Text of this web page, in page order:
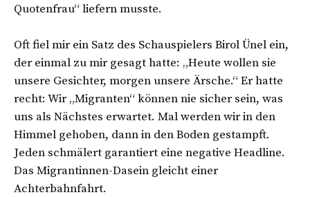
Quotenfrau“ liefern musste.
Oft fiel mir ein Satz des Schauspielers Birol Ünel ein,
der einmal zu mir gesagt hatte: „Heute wollen sie
unsere Gesichter, morgen unsere Ärsche.“ Er hatte
recht: Wir „Migranten“ können nie sicher sein, was
uns als Nächstes erwartet. Mal werden wir in den
Himmel gehoben, dann in den Boden gestampft.
Jeden schmälert garantiert eine negative Headline.
Das Migrantinnen-Dasein gleicht einer
Achterbahnfahrt.